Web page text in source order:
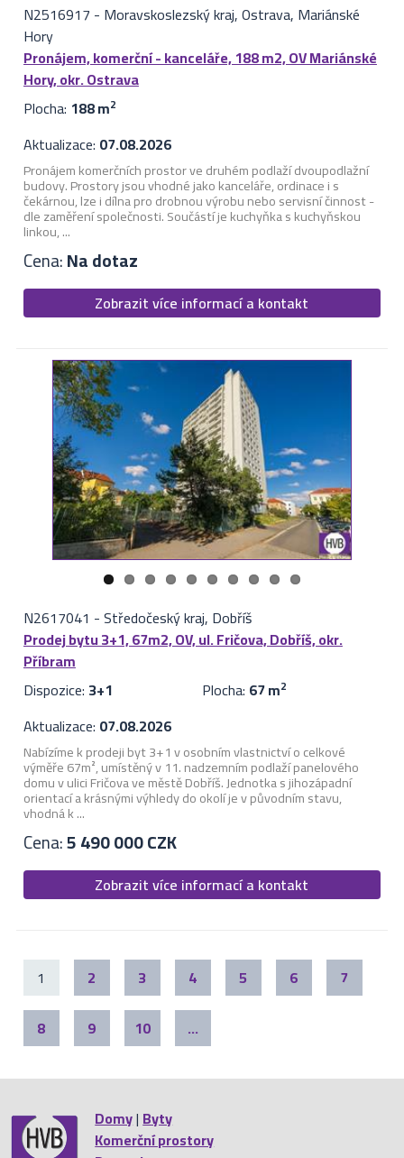
N2516917 - Moravskoslezský kraj, Ostrava, Mariánské
Hory
Pronájem, komerční - kanceláře, 188 m2, OV Mariánské
Hory, okr. Ostrava
Plocha: 188 m2
Aktualizace: 07.08.2026
Pronájem komerčních prostor ve druhém podlaží dvoupodlažní
budovy. Prostory jsou vhodné jako kanceláře, ordinace i s
čekárnou, lze i dílna pro drobnou výrobu nebo servisní činnost -
dle zaměření společnosti. Součástí je kuchyňka s kuchyňskou
linkou, ...
Cena:Na dotaz
Zobrazit více informací a kontakt
N2617041 -Středočeský kraj, Dobříš
Prodej bytu 3+1, 67m2, OV, ul. Fričova, Dobříš, okr.
Příbram
Dispozice: 3+1 Plocha: 67 m2
Aktualizace: 07.08.2026
Nabízíme k prodeji byt 3+1 v osobním vlastnictví o celkové
výměře 67m², umístěný v 11. nadzemním podlaží panelového
domu v ulici Fričova ve městě Dobříš. Jednotka s jihozápadní
orientací a krásnými výhledy do okolí je v původním stavu,
vhodná k ...
Cena:5 490 000 CZK
Zobrazit více informací a kontakt
1 2 3 4 5 6
7
8
9 10 ...
Domy|Byty
Komerční prostory